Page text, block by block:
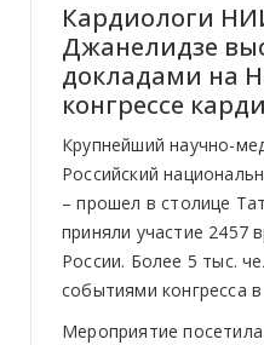
Кардиологи
Джанелидзе
докладами на
конгрессе
Крупнейший научно-
Российский
– прошел в столице
приняли участие 2457
России. Более 5 тыс.
событиями конгресса
Мероприятие